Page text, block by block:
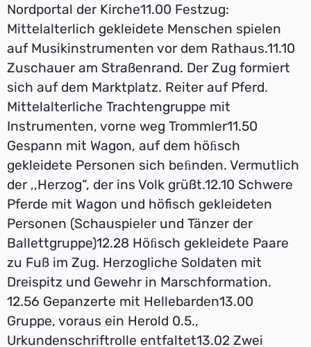
Nordportal der Kirche11.00 Festzug:
Mittelalterlich gekleidete Menschen spielen
auf Musikinstrumenten vor dem Rathaus.11.10
Zuschauer am Straßenrand. Der Zug formiert
sich auf dem Marktplatz. Reiter auf Pferd.
Mittelalterliche Trachtengruppe mit
Instrumenten, vorne weg Trommler11.50
Gespann mit Wagon, auf dem höﬁsch
gekleidete Personen sich beﬁnden. Vermutlich
der ,,Herzog“, der ins Volk grüßt.12.10 Schwere
Pferde mit Wagon und höfisch gekleideten
Personen (Schauspieler und Tänzer der
Ballettgruppe)12.28 Höﬁsch gekleidete Paare
zu Fuß im Zug. Herzogliche Soldaten mit
Dreispitz und Gewehr in Marschformation.
12.56 Gepanzerte mit Hellebarden13.00
Gruppe, voraus ein Herold 0.5.,
Urkundenschriftrolle entfaltet13.02 Zwei